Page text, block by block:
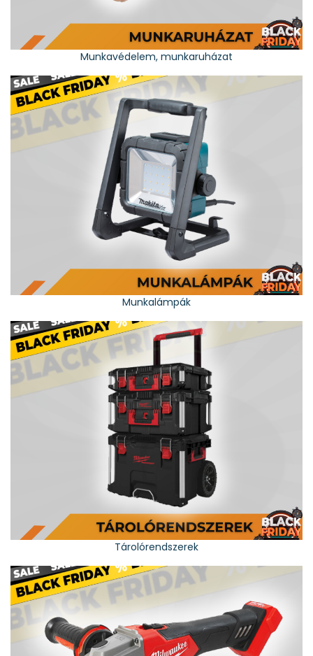
Munkavédelem, munkaruházat
Munkalámpák
Tárolórendszerek